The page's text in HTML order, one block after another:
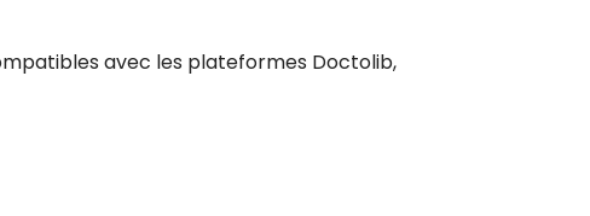
avec les plateformes Doctolib,